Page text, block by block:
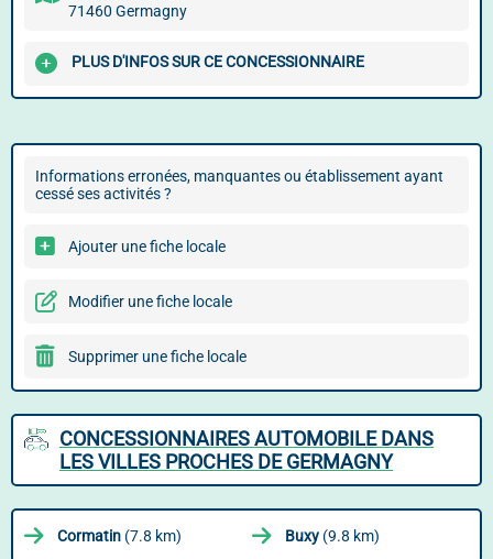
71460 Germagny
PLUS D'INFOS SUR CE CONCESSIONNAIRE
Informations erronées, manquantes ou établissement ayant
cessé ses activités ?
Ajouter une fiche locale
Modifier une fiche locale
Supprimer une fiche locale
CONCESSIONNAIRES AUTOMOBILE DANS
LES VILLES PROCHES DE GERMAGNY
Cormatin (7.8 km) Buxy (9.8 km)